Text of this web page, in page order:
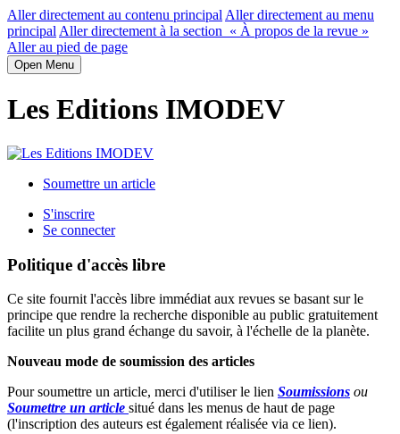
Aller directement au contenu principal Aller directement au menu
principal Aller directement à la section « À propos de la revue »
Aller au pied de page
Open Menu
Les Editions IMODEV
Soumettre un article
S'inscrire
Se connecter
Politique d'accès libre
Ce site fournit l'accès libre immédiat aux revues se basant sur le
principe que rendre la recherche disponible au public gratuitement
facilite un plus grand échange du savoir, à l'échelle de la planète.
Nouveau mode de soumission des articles
Pour soumettre un article, merci d'utiliser le lien Soumissions ou
Soumettre un article situé dans les menus de haut de page
(l'inscription des auteurs est également réalisée via ce lien).